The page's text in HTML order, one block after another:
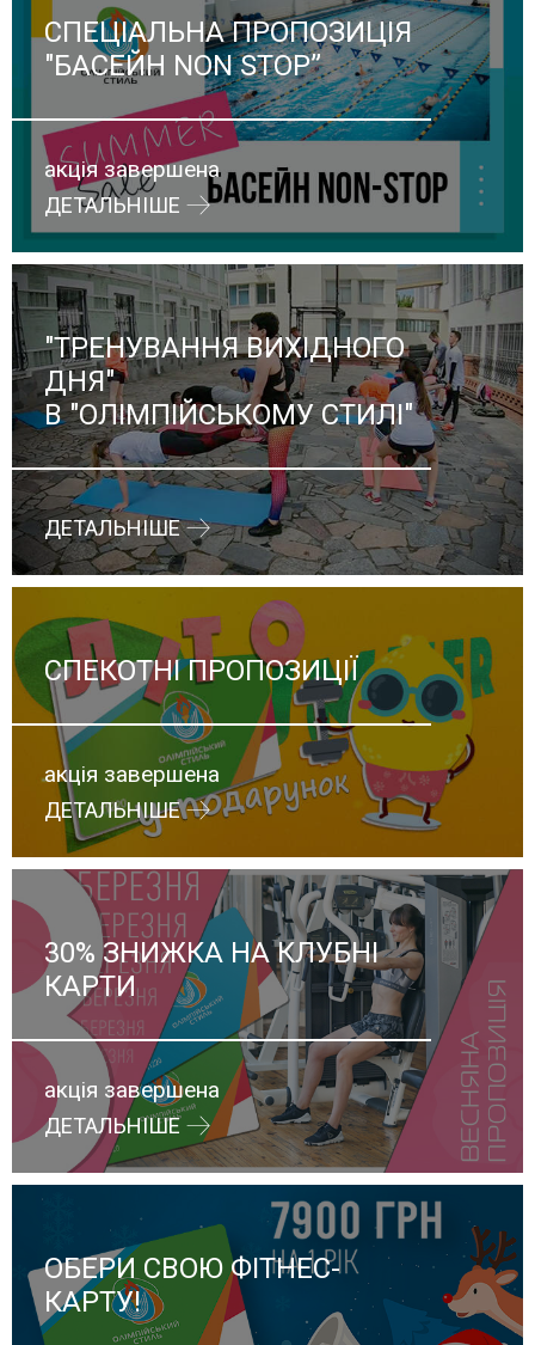
СПЕЦІАЛЬНА ПРОПОЗИЦІЯ
"БАСЕЙН NON STOP”
акція завершена
ДЕТАЛЬНІШЕ
"ТРЕНУВАННЯ ВИХІДНОГО
ДНЯ"
В "ОЛІМПІЙСЬКОМУ СТИЛІ"
ДЕТАЛЬНІШЕ
СПЕКОТНІ ПРОПОЗИЦІЇ
акція завершена
ДЕТАЛЬНІШЕ
30% ЗНИЖКА НА КЛУБНІ
КАРТИ
акція завершена
ДЕТАЛЬНІШЕ
ОБЕРИ СВОЮ ФІТНЕС-
КАРТУ!